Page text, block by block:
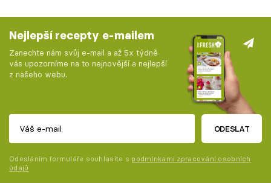
Nejlepší recepty e-mailem
Zanechte nám svůj e-mail a až 5x týdně
vás upozorníme na to nejnovější a nejlepší
z našeho webu.
ODESLAT
Odesláním formuláře souhlasíte s podmínkami zpracování osobních
údajů